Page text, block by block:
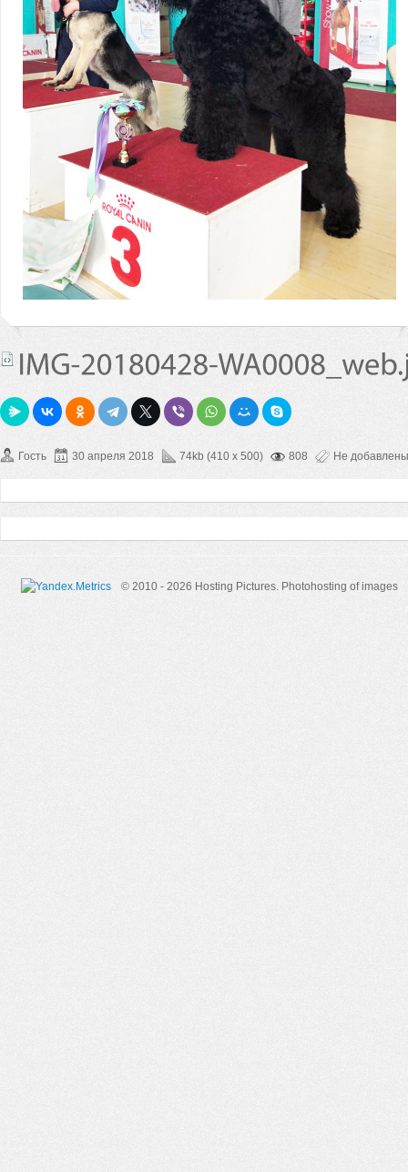
Гость 30 апреля 2018 74kb (410 x 500) 808 Не добавлены
© 2010 - 2026 Hosting Pictures. Photohosting of images